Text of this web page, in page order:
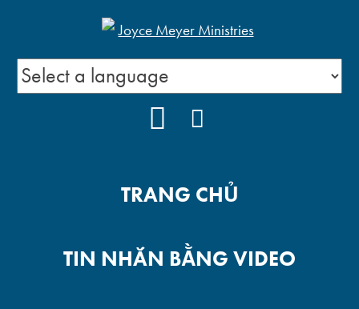
YOUTUBE
TRANG CHỦ
TIN NHẮN BẰNG VIDEO